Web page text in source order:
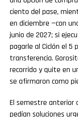
ciento del pase,
en diciembre —con
junio de 2027; si
pagarle al Ciclón el 5
transferencia.
recorrido y quite en
se afirmaron como
El semestre anterior
pedían soluciones